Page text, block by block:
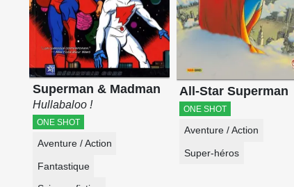
Superman & Madman
Hullabaloo !
ONE SHOT
Aventure / Action
Fantastique
All-Star Superman
ONE SHOT
Aventure / Action
Super-héros